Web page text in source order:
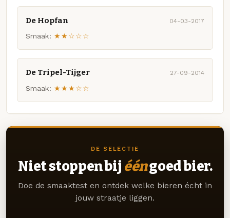
De Hopfan 04-03-2017
Smaak: ★★☆☆☆
De Tripel-Tijger 27-09-2014
Smaak: ★★★☆☆
DE SELECTIE
Niet stoppen bij ééngoed bier.
Doe de smaaktest en ontdek welke bieren écht in
jouw straatje liggen.